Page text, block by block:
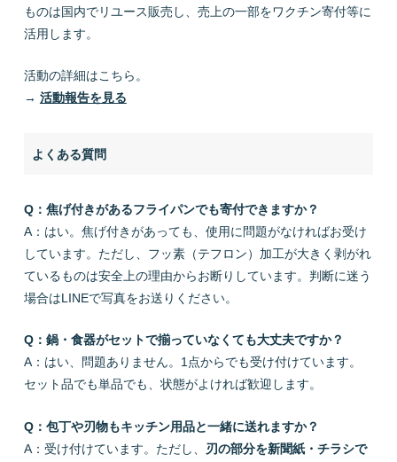
ものは国内でリユース販売し、売上の一部をワクチン寄付等に
活用します。
活動の詳細はこちら。
→ 活動報告を見る
よくある質問
Q：焦げ付きがあるフライパンでも寄付できますか？
A：はい。焦げ付きがあっても、使用に問題がなければお受け
しています。ただし、フッ素（テフロン）加工が大きく剥がれ
ているものは安全上の理由からお断りしています。判断に迷う
場合はLINEで写真をお送りください。
Q：鍋・食器がセットで揃っていなくても大丈夫ですか？
A：はい、問題ありません。1点からでも受け付けています。
セット品でも単品でも、状態がよければ歓迎します。
Q：包丁や刃物もキッチン用品と一緒に送れますか？
A：受け付けています。ただし、 刃の部分を新聞紙・チラシで